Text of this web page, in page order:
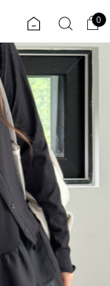
0
ENG
TW
JP
회원혜택
0